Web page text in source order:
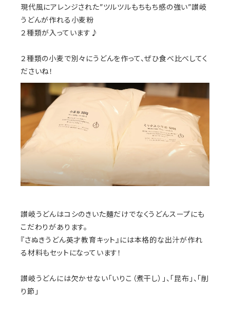
現代風にアレンジされた”ツルツルもちもち感の強い”讃岐
うどんが作れる小麦粉
２種類が入っています♪
２種類の小麦で別々にうどんを作って、ぜひ食べ比べしてく
ださいね！
讃岐うどんはコシのきいた麺だけでなくうどんスープにも
こだわりがあります。
『さぬきうどん英才教育キット』には本格的な出汁が作れ
る材料もセットになっています！
讃岐うどんには欠かせない「いりこ（煮干し）」、「昆布」、「削
り節」